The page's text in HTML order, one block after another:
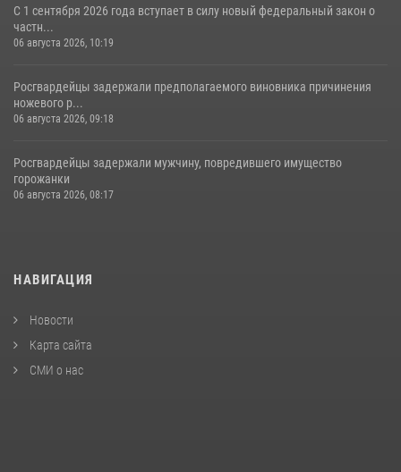
С 1 сентября 2026 года вступает в силу новый федеральный закон о
частн...
06 августа 2026, 10:19
Росгвардейцы задержали предполагаемого виновника причинения
ножевого р...
06 августа 2026, 09:18
Росгвардейцы задержали мужчину, повредившего имущество
горожанки
06 августа 2026, 08:17
НАВИГАЦИЯ
Новости
Карта сайта
СМИ о нас